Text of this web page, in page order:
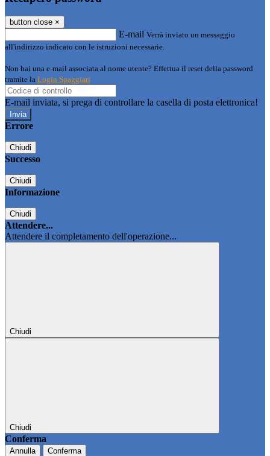
button close ×
E-mail Verrà inviato un messaggio
all'indirizzo indicato con le istruzioni necessarie.
Non hai una e-mail associata al nome utente? Effettua il reset della password
tramite la Login Spaggiari
E-mail inviata, si prega di controllare la casella di posta elettronica!
Errore
Chiudi
Successo
Chiudi
Informazione
Chiudi
Attendere...
Attendere il completamento dell'operazione...
Chiudi
Chiudi
Conferma
Annulla Conferma